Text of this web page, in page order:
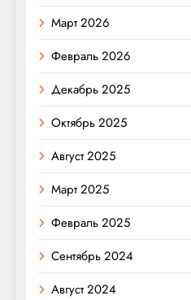
Март 2026
Февраль 2026
Декабрь 2025
Октябрь 2025
Август 2025
Март 2025
Февраль 2025
Сентябрь 2024
Август 2024